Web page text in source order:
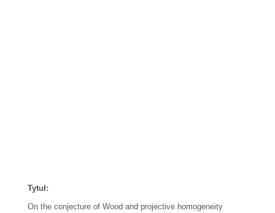
Tytuł:
On the conjecture of Wood and projective homogeneity